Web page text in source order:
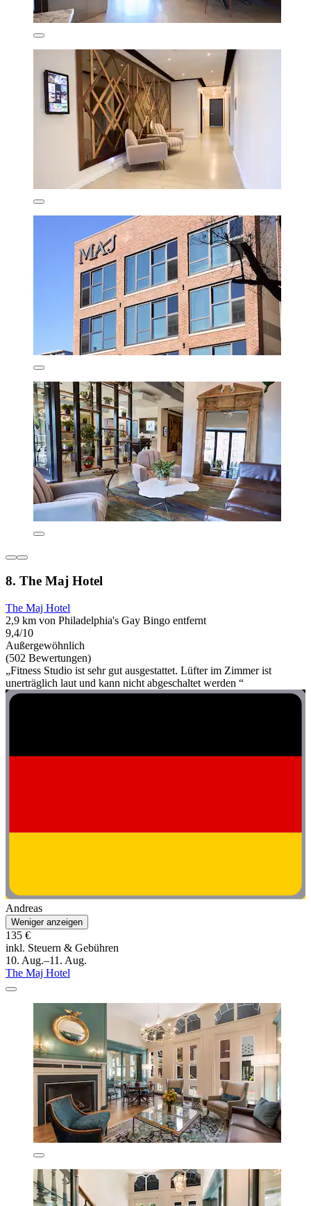
8. The Maj Hotel
The Maj Hotel
2,9 km von Philadelphia's Gay Bingo entfernt
9,4/10
Außergewöhnlich
(502 Bewertungen)
„Fitness Studio ist sehr gut ausgestattet. Lüfter im Zimmer ist
unerträglich laut und kann nicht abgeschaltet werden “
Andreas
Weniger anzeigen
135 €
inkl. Steuern & Gebühren
10. Aug.–11. Aug.
The Maj Hotel